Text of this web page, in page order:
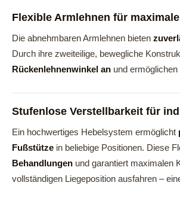
Flexible Armlehnen für
Die abnehmbaren Armlehnen bieten
Durch ihre zweiteilige, bewegliche
Rückenlehnenwinkel an und
Stufenlose Verstellbarkeit für
Ein hochwertiges Hebelsystem ermöglicht
Fußstütze in beliebige Positionen. Diese
Behandlungen und garantiert maximalen
vollständigen Liegeposition ausfahren –